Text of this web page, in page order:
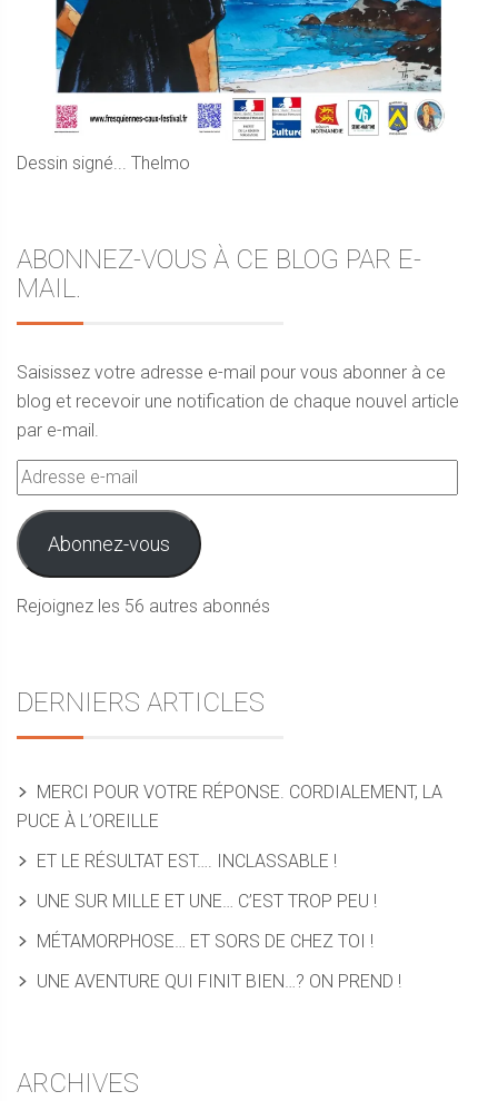
Dessin signé... Thelmo
ABONNEZ-VOUS À CE BLOG PAR E-
MAIL.
Saisissez votre adresse e-mail pour vous abonner à ce
blog et recevoir une notification de chaque nouvel article
par e-mail.
Adresse
e-
mail
Abonnez-vous
Rejoignez les 56 autres abonnés
DERNIERS ARTICLES
MERCI POUR VOTRE RÉPONSE. CORDIALEMENT, LA
PUCE À L’OREILLE
ET LE RÉSULTAT EST…. INCLASSABLE !
UNE SUR MILLE ET UNE… C’EST TROP PEU !
MÉTAMORPHOSE… ET SORS DE CHEZ TOI !
UNE AVENTURE QUI FINIT BIEN…? ON PREND !
ARCHIVES